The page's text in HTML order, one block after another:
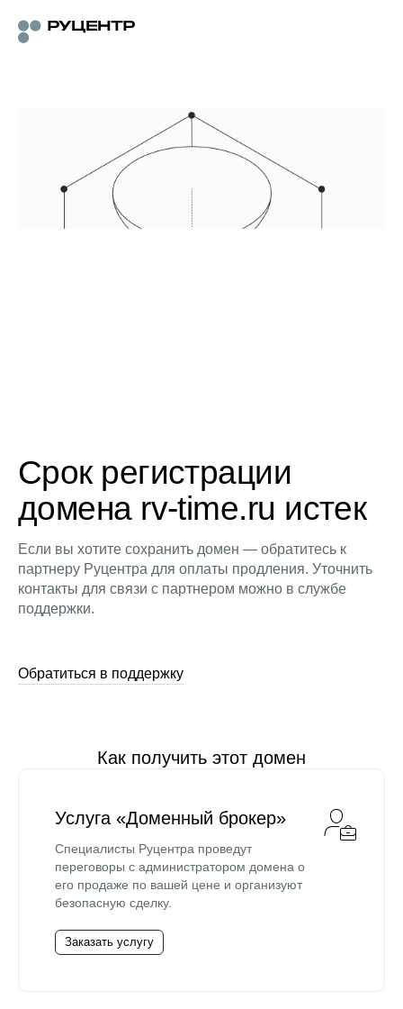
Срок регистрации
домена rv-time.ru истек
Если вы хотите сохранить домен — обратитесь к
партнеру Руцентра для оплаты продления. Уточнить
контакты для связи с партнером можно в службе
поддержки.
Обратиться в поддержку
Как получить этот домен
Услуга «Доменный брокер»
Специалисты Руцентра проведут
переговоры с администратором домена о
его продаже по вашей цене и организуют
безопасную сделку.
Заказать услугу